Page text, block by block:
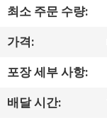
관
한
것
최소 주문 수량:
가격:
포장 세부 사항:
배달 시간: